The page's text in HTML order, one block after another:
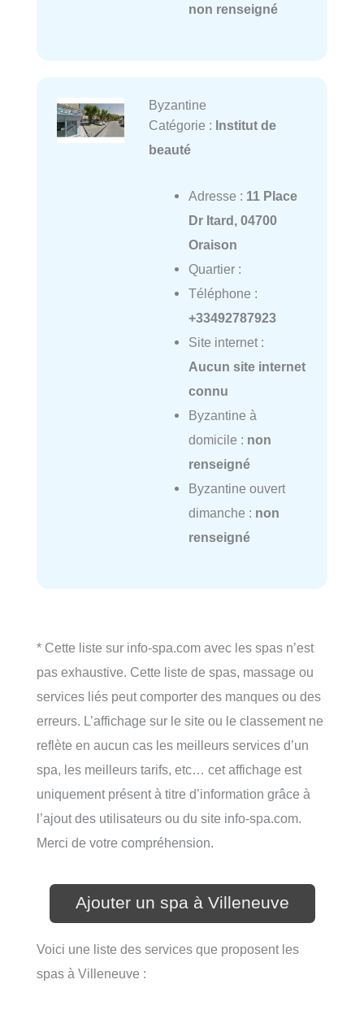
non renseigné
Byzantine
Catégorie : Institut de
beauté
Adresse : 11 Place
Dr Itard, 04700
Oraison
Quartier :
Téléphone :
+33492787923
Site internet :
Aucun site internet
connu
Byzantine à
domicile : non
renseigné
Byzantine ouvert
dimanche : non
renseigné
* Cette liste sur info-spa.com avec les spas n’est
pas exhaustive. Cette liste de spas, massage ou
services liés peut comporter des manques ou des
erreurs. L’affichage sur le site ou le classement ne
reflète en aucun cas les meilleurs services d’un
spa, les meilleurs tarifs, etc… cet affichage est
uniquement présent à titre d’information grâce à
l’ajout des utilisateurs ou du site info-spa.com.
Merci de votre compréhension.
Ajouter un spa à Villeneuve
Voici une liste des services que proposent les
spas à Villeneuve :